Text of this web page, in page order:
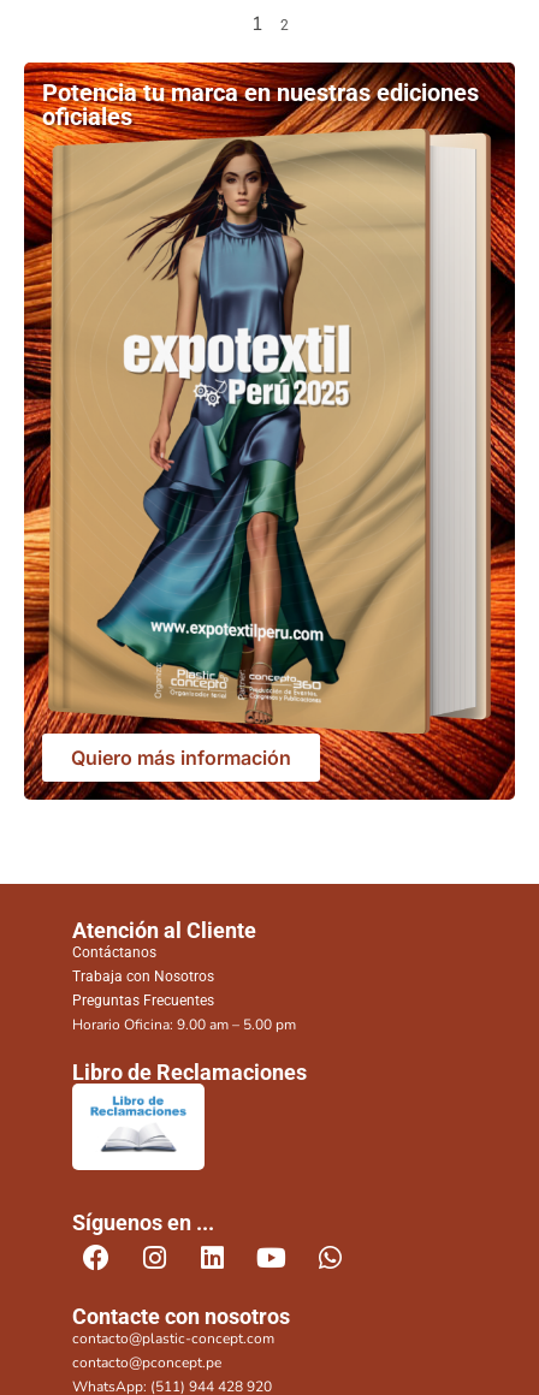
1 2
Potencia tu marca en nuestras ediciones
oficiales
Quiero más información
Atención al Cliente
Contáctanos
Trabaja con Nosotros
Preguntas Frecuentes
Horario Oficina: 9.00 am – 5.00 pm
Libro de Reclamaciones
Síguenos en ...
Contacte con nosotros
contacto@plastic-concept.com
contacto@pconcept.pe
WhatsApp: (511) 944 428 920